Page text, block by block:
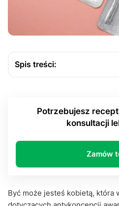
Spis treści:
Tabletka dzień po jak
Tabletka dzień po jak
Potrzebujesz
konsultacji
Zamów
Być może jesteś kobietą, która